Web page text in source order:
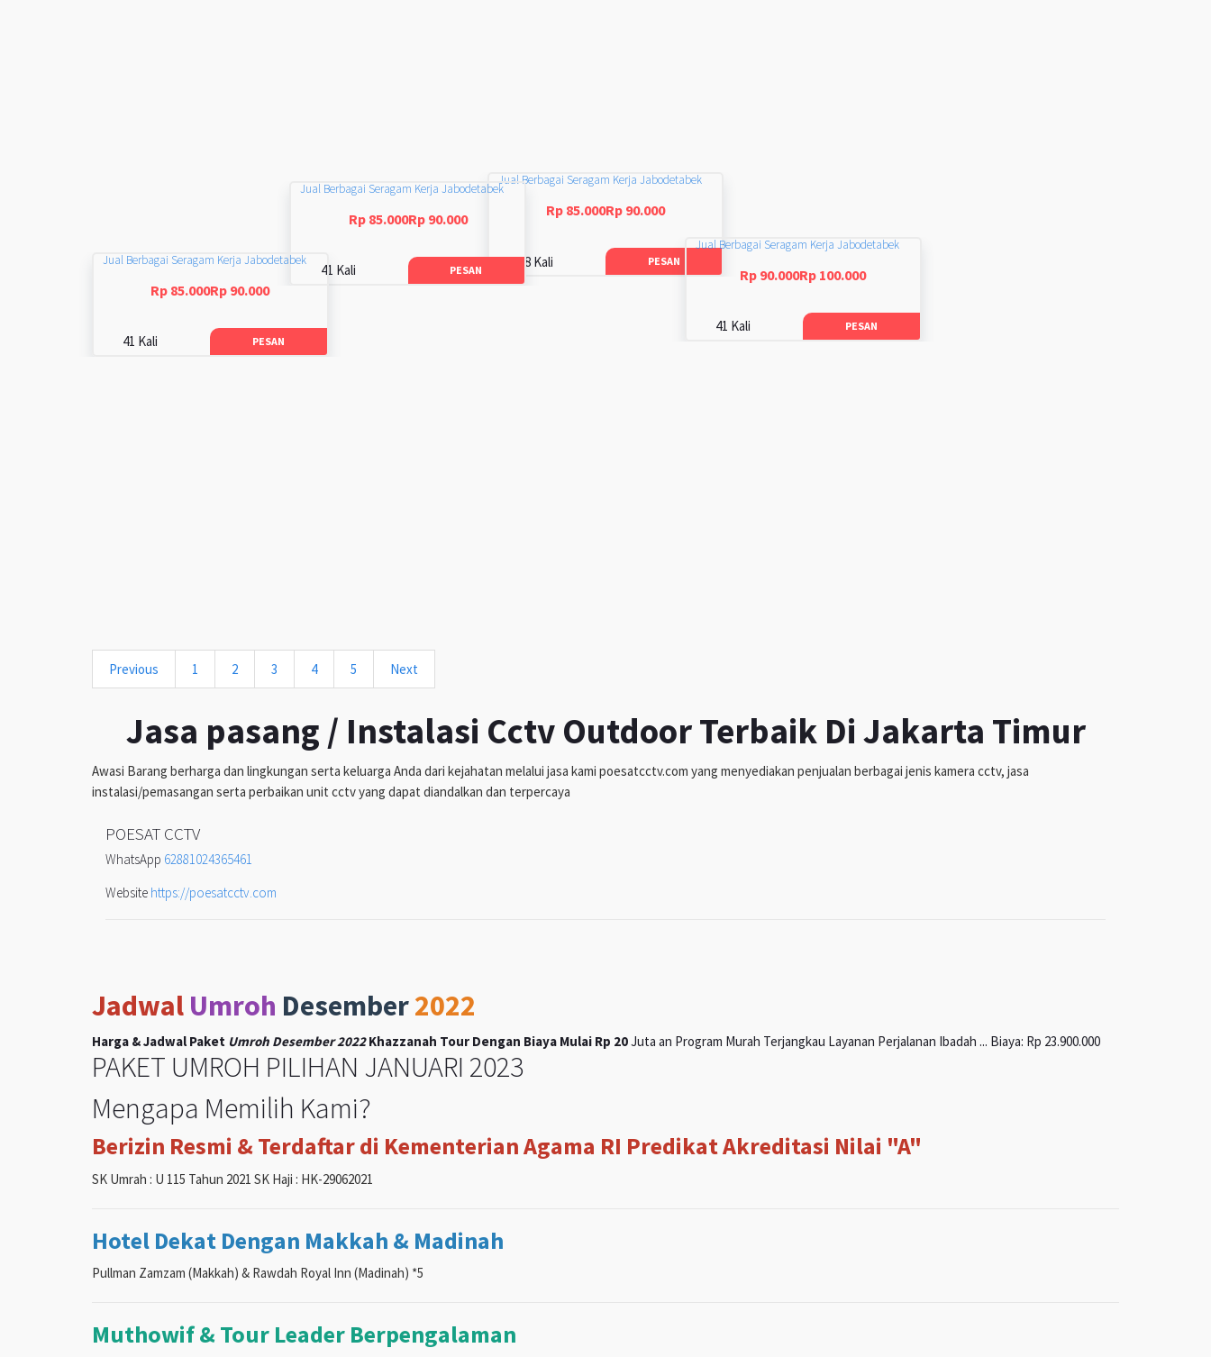
Jual Berbagai Seragam Kerja Jabodetabek
Rp 85.000Rp 90.000
48 Kali PESAN
Jual Berbagai Seragam Kerja Jabodetabek
Rp 85.000Rp 90.000
41 Kali PESAN
Jual Berbagai Seragam Kerja Jabodetabek
Rp 90.000Rp 100.000
41 Kali PESAN
Jual Berbagai Seragam Kerja Jabodetabek
Rp 85.000Rp 90.000
41 Kali PESAN
Previous 1 2 3 4 5 Next
Jasa pasang / Instalasi Cctv Outdoor Terbaik Di Jakarta Timur
Awasi Barang berharga dan lingkungan serta keluarga Anda dari kejahatan melalui jasa kami poesatcctv.com yang menyediakan penjualan berbagai jenis kamera cctv, jasa
instalasi/pemasangan serta perbaikan unit cctv yang dapat diandalkan dan terpercaya
POESAT CCTV
WhatsApp 62881024365461
Website https://poesatcctv.com
Jadwal Umroh Desember2022
Harga & Jadwal Paket Umroh Desember 2022Khazzanah Tour Dengan Biaya Mulai Rp 20Juta an Program Murah Terjangkau Layanan Perjalanan Ibadah ... Biaya: Rp 23.900.000
PAKET UMROH PILIHAN JANUARI 2023
Mengapa Memilih Kami?
Berizin Resmi & Terdaftar di Kementerian Agama RI Predikat Akreditasi Nilai "A"
SK Umrah : U 115 Tahun 2021 SK Haji : HK-29062021
Hotel Dekat Dengan Makkah & Madinah
Pullman Zamzam (Makkah) & Rawdah Royal Inn (Madinah) *5
Muthowif & Tour Leader Berpengalaman